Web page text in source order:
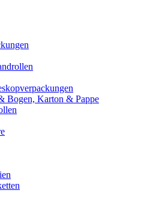
Bogen, Karton & Pappe